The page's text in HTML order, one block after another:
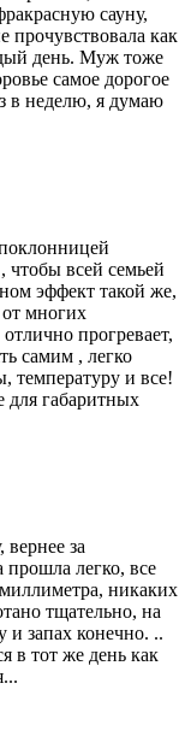
сауну,
прочувствовала как
день. Муж тоже
самое дорогое
в неделю, я думаю
всей семьей
эффект такой же,
многих
прогревает,
самим , легко
температуру и все!
для габаритных
за
легко, все
никаких
тщательно, на
и запах конечно. ..
в тот же день как